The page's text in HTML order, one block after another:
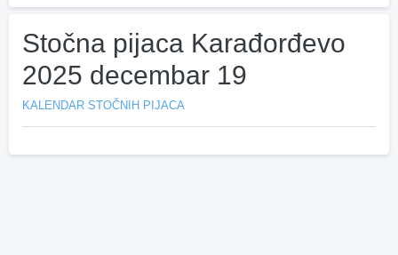
Stočna pijaca Karađorđevo
2025 decembar 19
KALENDAR STOČNIH PIJACA